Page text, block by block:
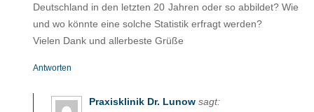
Deutschland in den letzten 20 Jahren oder so abbildet? Wie
und wo könnte eine solche Statistik erfragt werden?
Vielen Dank und allerbeste Grüße
Antworten
Praxisklinik Dr. Lunow sagt: